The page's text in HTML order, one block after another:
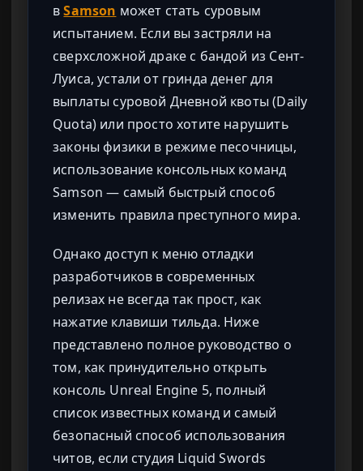
вSamson может стать суровым
испытанием. Если вы застряли на
сверхсложной драке с бандой из Сент-
Луиса, устали от гринда денег для
выплаты суровой Дневной квоты (Daily
Quota) или просто хотите нарушить
законы физики в режиме песочницы,
использование консольных команд
Samson — самый быстрый способ
изменить правила преступного мира.
Однако доступ к меню отладки
разработчиков в современных
релизах не всегда так прост, как
нажатие клавиши тильда. Ниже
представлено полное руководство о
том, как принудительно открыть
консоль Unreal Engine 5, полный
список известных команд и самый
безопасный способ использования
читов, если студия Liquid Swords